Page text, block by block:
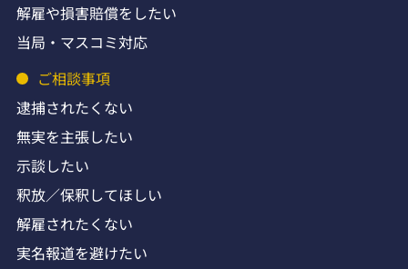
解雇や損害賠償をしたい
当局・マスコミ対応
ご相談事項
逮捕されたくない
無実を主張したい
示談したい
釈放／保釈してほしい
解雇されたくない
実名報道を避けたい